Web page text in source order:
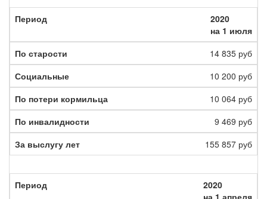
2020
на 1 июля
14 835 руб
10 200 руб
10 064 руб
9 469 руб
155 857 руб
2020
на 1 апреля